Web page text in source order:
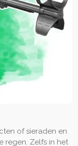
of sieraden en
regen. Zelfs in het